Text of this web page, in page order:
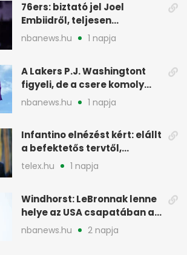
76ers: biztató jel Joel
Embiidről, teljesen
egészségesen készül
nbanews.hu 1 napja
A Lakers P.J. Washingtont
figyeli, de a csere komoly
akadályokba ütközhet
nbanews.hu 1 napja
Infantino elnézést kért: elállt
a befektetős tervtől,
maradhat FIFA-elnök
telex.hu 1 napja
Windhorst: LeBronnak lenne
helye az USA csapatában a
2028-as olimpián
nbanews.hu 2 napja